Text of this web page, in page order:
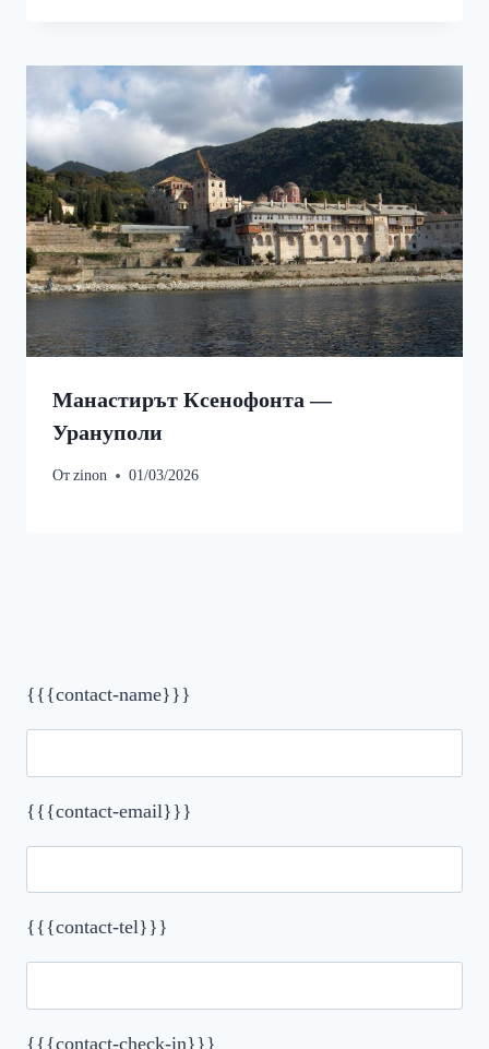
Манастирът Ксенофонта —
Урануполи
Отzinon 01/03/2026
{{{contact-name}}}
{{{contact-email}}}
{{{contact-tel}}}
{{{contact-check-in}}}